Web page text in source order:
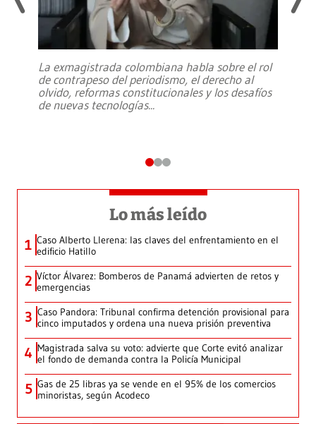
La exmagistrada colombiana habla sobre el rol
de contrapeso del periodismo, el derecho al
olvido, reformas constitucionales y los desafíos
de nuevas tecnologías...
Lo más leído
1 Caso Alberto Llerena: las claves del enfrentamiento en el
edificio Hatillo
2 Víctor Álvarez: Bomberos de Panamá advierten de retos y
emergencias
3 Caso Pandora: Tribunal confirma detención provisional para
cinco imputados y ordena una nueva prisión preventiva
4 Magistrada salva su voto: advierte que Corte evitó analizar
el fondo de demanda contra la Policía Municipal
5 Gas de 25 libras ya se vende en el 95% de los comercios
minoristas, según Acodeco